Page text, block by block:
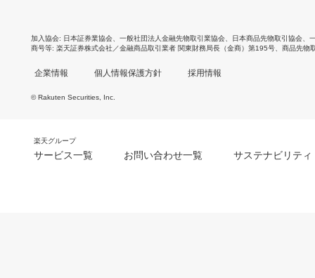
加入協会 日本証券業協会 一般社団法人金融先物取引業協会 日本商品先物取引協会
商号等 楽天証券株式会社／金融商品取引業者 関東財務局長（金商）第195号、商品先物
企業情報 個人情報保護方針 採用情報
© Rakuten Securities, Inc.
楽天グループ
サービス一覧 お問い合わせ一覧 サステナビリティ